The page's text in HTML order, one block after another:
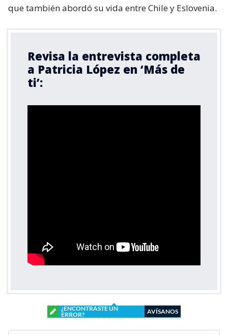
que también abordó su vida entre Chile y Eslovenia.
Revisa la entrevista completa
a Patricia López en ‘Más de
ti’:
¿ENCONTRASTE UN
ERROR?
AVÍSANOS